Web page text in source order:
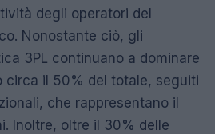
degli operatori del
Nonostante ciò, gli
3PL continuano a dominare
circa il 50% del totale, seguiti
che rappresentano il
Inoltre, oltre il 30% delle